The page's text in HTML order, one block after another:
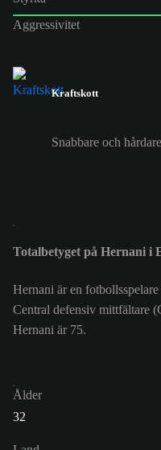
Aggressivitet
Kraftskott
Snabbare och
Totalbetyget på Hernani i
Hernani är en
Central defensiv mittfältare
Hernani är 75.
Ålder
32